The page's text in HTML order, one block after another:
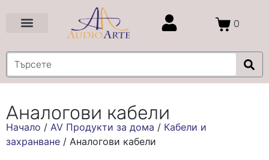
0
Аналогови кабели
Начало / AV Продукти за дома / Кабели и
захранване / Аналогови кабели